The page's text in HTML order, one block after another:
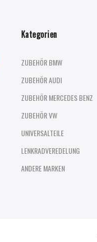
Kategorien
ZUBEHÖR BMW
ZUBEHÖR AUDI
ZUBEHÖR MERCEDES BENZ
ZUBEHÖR VW
UNIVERSALTEILE
LENKRADVEREDELUNG
ANDERE MARKEN